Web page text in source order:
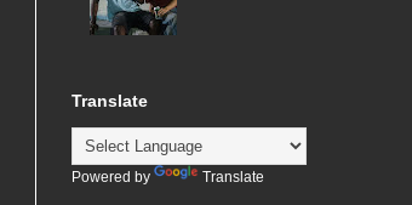
Translate
Powered by Translate